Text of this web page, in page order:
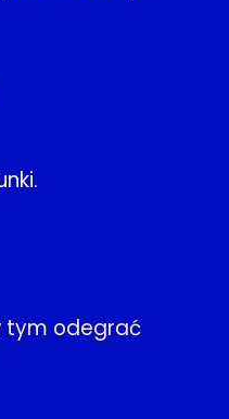
tym odegrać